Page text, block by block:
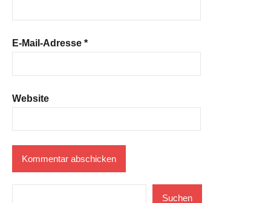
E-Mail-Adresse *
Website
Suchen